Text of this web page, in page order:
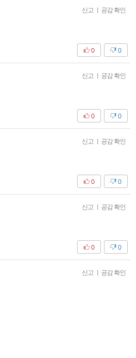
신고 | 공감 확인
0
0
신고 | 공감 확인
0
0
신고 | 공감 확인
0
0
신고 | 공감 확인
0
0
신고 | 공감 확인